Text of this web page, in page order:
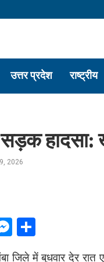
उत्तर प्रदेश राष्ट्रीय
हादसा:
2026
Messenger
जिले में बुधवार देर